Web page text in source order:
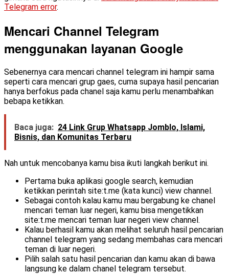
Telegram error.
Mencari Channel Telegram
menggunakan layanan Google
Sebenernya cara mencari channel telegram ini hampir sama
seperti cara mencari grup gaes, cuma supaya hasil pencarian
hanya berfokus pada chanel saja kamu perlu menambahkan
bebapa ketikkan.
Baca juga: 24 Link Grup Whatsapp Jomblo, Islami,
Bisnis, dan Komunitas Terbaru
Nah untuk mencobanya kamu bisa ikuti langkah berikut ini.
Pertama buka aplikasi google search, kemudian
ketikkan perintah site:t.me (kata kunci) view channel.
Sebagai contoh kalau kamu mau bergabung ke chanel
mencari teman luar negeri, kamu bisa mengetikkan
site:t.me mencari teman luar negeri view channel.
Kalau berhasil kamu akan melihat seluruh hasil pencarian
channel telegram yang sedang membahas cara mencari
teman di luar negeri.
Pilih salah satu hasil pencarian dan kamu akan di bawa
langsung ke dalam chanel telegram tersebut.